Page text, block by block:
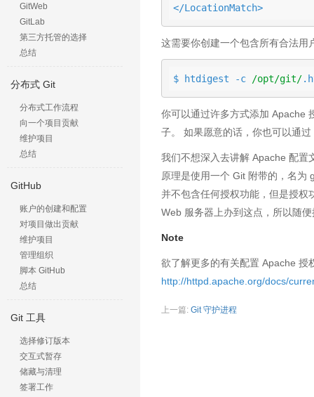
GitWeb
GitLab
第三方托管的选择
总结
分布式 Git
分布式工作流程
向一个项目贡献
维护项目
总结
GitHub
账户的创建和配置
对项目做出贡献
维护项目
管理组织
脚本 GitHub
总结
Git 工具
选择修订版本
交互式暂存
储藏与清理
签署工作
</LocationMatch>
这需要你创建一个包含所有合法用
$ htdigest -c /opt/git/
你可以通过许多方式添加 Apache
子。 如果愿意的话，你也可以通
我们不想深入去讲解 Apache 配置
原理是使用一个 Git 附带的，名为
并不包含任何授权功能，但是授
Web 服务器上办到这点，所以随
Note
欲了解更多的有关配置 Apache 授
http://httpd.apache.org/docs/
上一篇: Git 守护进程